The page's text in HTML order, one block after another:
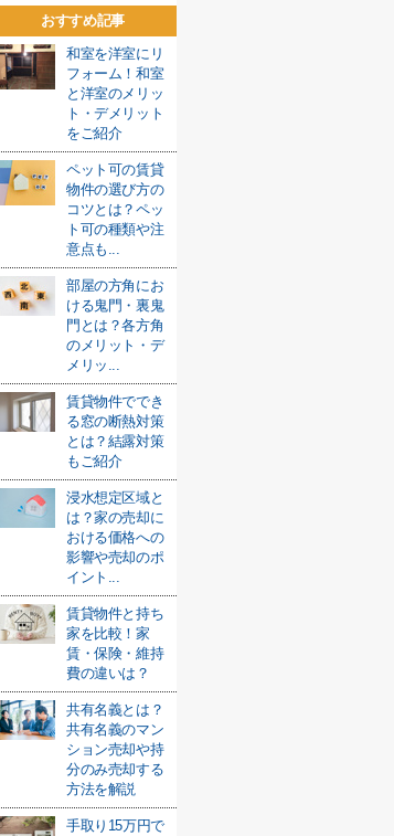
おすすめ記事
和室を洋室にリ
フォーム！和室
と洋室のメリッ
ト・デメリット
をご紹介
ペット可の賃貸
物件の選び方の
コツとは？ペッ
ト可の種類や注
意点も...
部屋の方角にお
ける鬼門・裏鬼
門とは？各方角
のメリット・デ
メリッ...
賃貸物件ででき
る窓の断熱対策
とは？結露対策
もご紹介
浸水想定区域と
は？家の売却に
おける価格への
影響や売却のポ
イント...
賃貸物件と持ち
家を比較！家
賃・保険・維持
費の違いは？
共有名義とは？
共有名義のマン
ション売却や持
分のみ売却する
方法を解説
手取り15万円で